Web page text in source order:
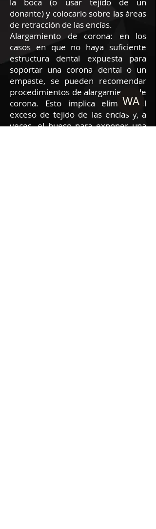
donante) y colocarlo sobre las áreas
de retracción de las encías.
Alargamiento de corona: en los
casos en que no haya suficiente
estructura dental expuesta para
soportar una corona dental o un
empaste, se pueden recomendar
procedimientos de alargamiento de
corona. Esto implica eliminar el
exceso de tejido de las encías y, a
veces, el hueso para exponer una
WA